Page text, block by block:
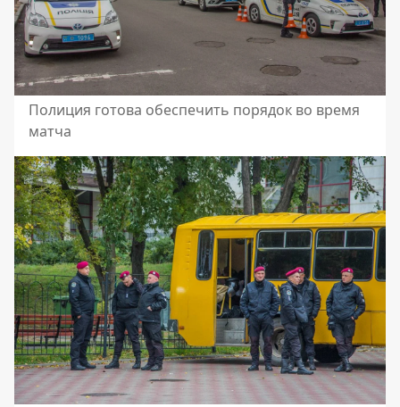
Полиция готова обеспечить порядок во время
матча